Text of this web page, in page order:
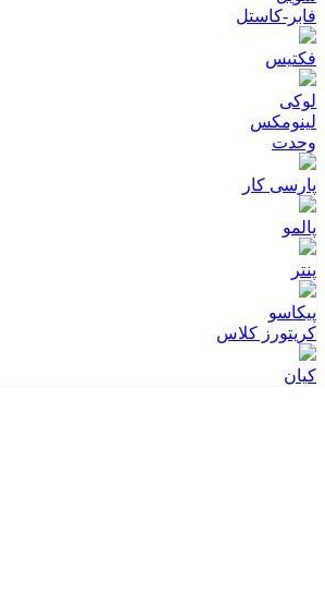
فابر-کاستل
فکتیس
لوکی
لینومکس
وحدت
پارسی کار
پالمو
پنتر
پیکاسو
کریتورز کلاس
کیان